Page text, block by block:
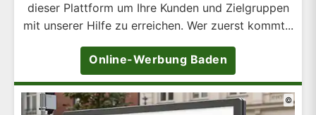
dieser Plattform um Ihre Kunden und Zielgruppen
mit unserer Hilfe zu erreichen. Wer zuerst kommt...
Online-Werbung Baden
©